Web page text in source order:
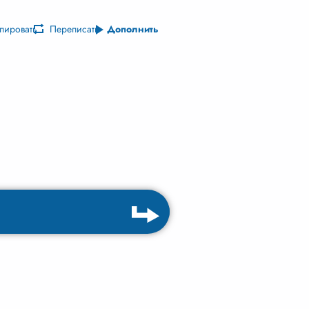
Переписать Дополнить